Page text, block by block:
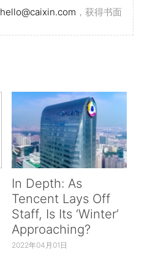
hello@caixin.com ，获得书面
In Depth: As
Tencent Lays Off
Staff, Is Its ‘Winter’
Approaching?
2022年04月01日